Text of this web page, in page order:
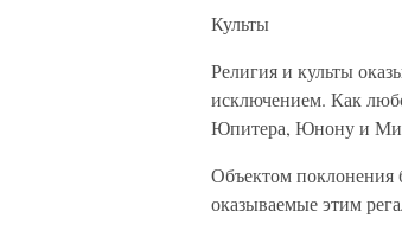
Культы
Религия и культы
исключением. Как
Юпитера, Юнону и
Объектом поклонения
оказываемые этим